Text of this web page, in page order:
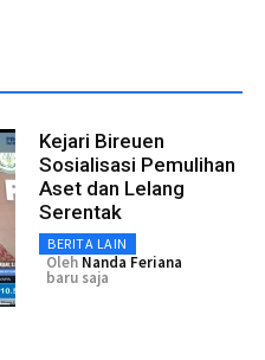
Kejari Bireuen
Sosialisasi Pemulihan
Aset dan Lelang
Serentak
BERITA LAIN
Oleh Nanda Feriana
baru saja